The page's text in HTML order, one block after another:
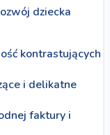
dziecka
kontrastujących
i delikatne
faktury i